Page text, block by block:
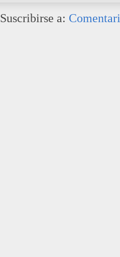
Suscribirse a: